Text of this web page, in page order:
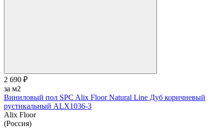
2 690 ₽
за м2
Виниловый пол SPC Alix Floor Natural Line Дуб коричневый
рустикальный ALX1036-3
Alix Floor
(Россия)